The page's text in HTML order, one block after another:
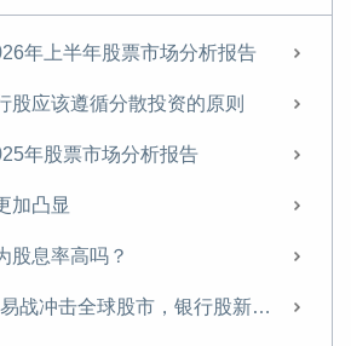
年上半年股票市场分析报告
股应该遵循分散投资的原则
年股票市场分析报告
加凸显
股息率高吗？
【NIFD季报】贸易战冲击全球股市，银行股新高之后存隐忧——2025年第二季度股票市场